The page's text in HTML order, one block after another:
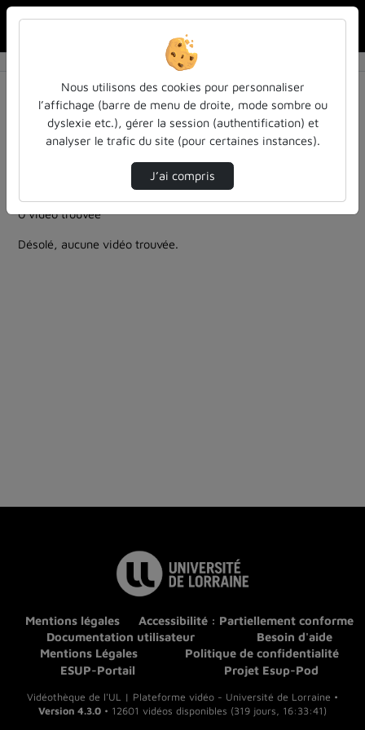
Résultats de la recherche
Filtres actifs (cliquer pour en retirer) :
culture-sciences-et-societe
autre
ia-lintelligence-artificielle-approches-et-usages-a-
0 vidéo trouvée
Désolé, aucune vidéo trouvée.
Mentions légales
Accessibilité : Partiellement conforme
Documentation utilisateur
Besoin d'aide
Mentions Légales
Politique de confidentialité
ESUP-Portail
Projet Esup-Pod
Vidéothèque de l'UL | Plateforme vidéo - Université de Lorraine •
Version 4.3.0 • 12601 vidéos disponibles (319 jours, 16:33:41)
Nous utilisons des cookies pour personnaliser
l’affichage (barre de menu de droite, mode sombre ou
dyslexie etc.), gérer la session (authentification) et
analyser le trafic du site (pour certaines instances).
J’ai compris